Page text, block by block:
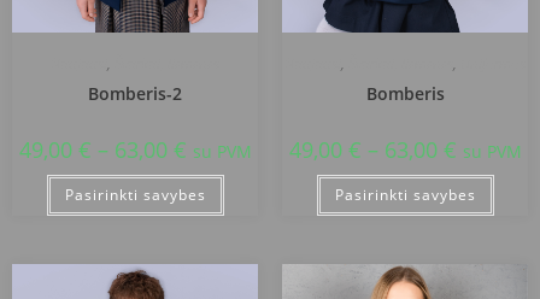
,
Bomberis-2
49,00 € – 63,00 € su PVM
Pasirinkti savybes
, ,
Bomberis
49,00 € – 63,00 € su PVM
Pasirinkti savybes